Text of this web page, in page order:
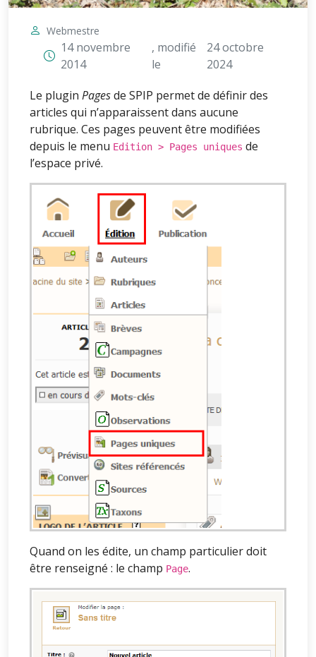
Webmestre
14 novembre
2014
, modifié
le
24 octobre
2024
Le plugin Pagesde SPIP permet de définir des
articles qui n’apparaissent dans aucune
rubrique. Ces pages peuvent être modifiées
depuis le menu Edition > Pages uniques de
l’espace privé.
Quand on les édite, un champ particulier doit
être renseigné : le champ Page.